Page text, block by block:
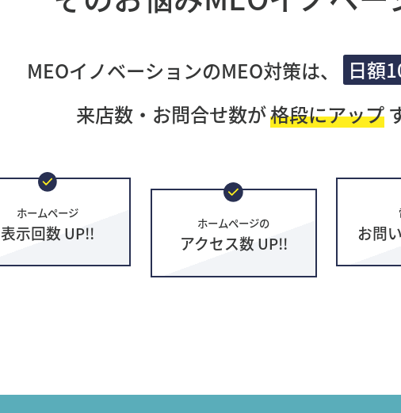
MEOイノベーションのMEO対策は、 日額
来店数・お問合せ数が格段にアップ
ホームページ
表示回数 UP!! ホームページの
アクセス数 UP!! お問